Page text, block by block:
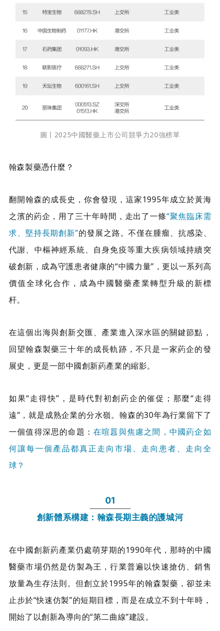
圖丨 2025中國醫藥上市公司競爭力20強榜單
翰森製藥憑什麼？
翻開翰森的成長史，你會發現，這家1995年成立於黃海
之濱的葯企，用了三十年時間，走出了一條“聚焦臨床需
求、堅持長期創新”的發展之路。不僅在腫瘤、抗感染、
代謝、中樞神經系統、自身免疫等重大疾病領域持續突
破創新，成為守護患者健康的“中國力量”，更以一系列高
價值全球化合作，成為中國醫藥產業轉型升級的新標
杆。
在這個出海與創新交匯、產業進入深水區的關鍵節點，
回望翰森製藥三十年的成長軌跡，不只是一家葯企的發
展史，更是一部中國創新葯產業的縮影。
如果“走得快”，是時代對初創葯企的催促；那麼“走得
遠”，就是成熟企業的分水嶺。翰森的30年為行業留下了
一個值得深思的命題： 在喧囂與焦慮之間，中國葯企如
何讓每一個產品都真正走向市場、走向患者、走向全
球？
01
創新體系構建：翰森長期主義的護城河
在中國創新葯產業仍處萌芽期的1990年代，那時的中國
醫藥市場仍然是仿製為王，行業普遍以快速搶仿、銷售
放量為生存法則。但創立於1995年的翰森製藥，卻並未
止步於“快速仿製”的短期目標，而是在成立不到十年時，
開始了以創新為導向的“第二曲線”建設。